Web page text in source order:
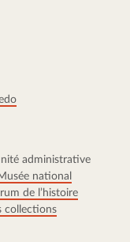
administrative
national
de l’histoire
collections